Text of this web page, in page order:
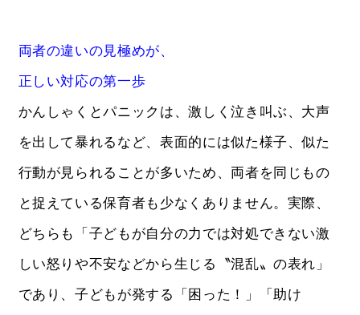
両者の違いの見極めが、
正しい対応の第一歩
かんしゃくとパニックは、激しく泣き叫ぶ、大声
を出して暴れるなど、表面的には似た様子、似た
行動が見られることが多いため、両者を同じもの
と捉えている保育者も少なくありません。実際、
どちらも「子どもが自分の力では対処できない激
しい怒りや不安などから生じる〝混乱〟の表れ」
であり、子どもが発する「困った！」「助け